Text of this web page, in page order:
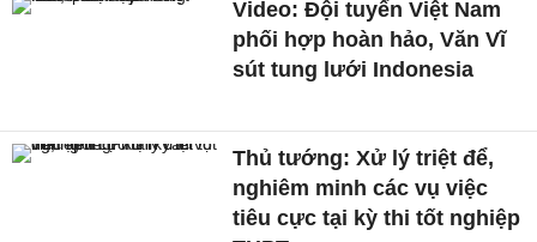
Video: Đội tuyển Việt Nam
phối hợp hoàn hảo, Văn Vĩ
sút tung lưới Indonesia
Thủ tướng: Xử lý triệt để,
nghiêm minh các vụ việc
tiêu cực tại kỳ thi tốt nghiệp